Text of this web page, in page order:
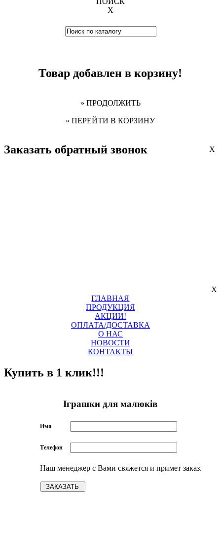
X
Товар добавлен в корзину!
» ПРОДОЛЖИТЬ
» ПЕРЕЙТИ В КОРЗИНУ
Заказать обратный звонок X
X
ГЛАВНАЯ
ПРОДУКЦИЯ
АКЦИИ!
ОПЛАТА/ДОСТАВКА
О НАС
НОВОСТИ
КОНТАКТЫ
Купить в 1 клик!!!
Іграшки для малюків
Имя
Телефон
Наш менеджер с Вами свяжется и примет заказ.